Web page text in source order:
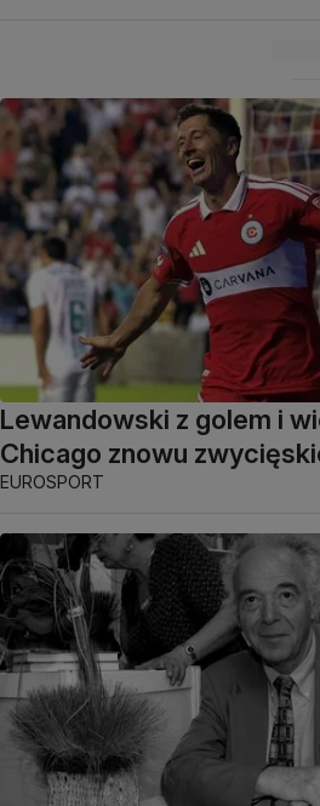
Lewandowski z golem i
Chicago znowu
EUROSPORT